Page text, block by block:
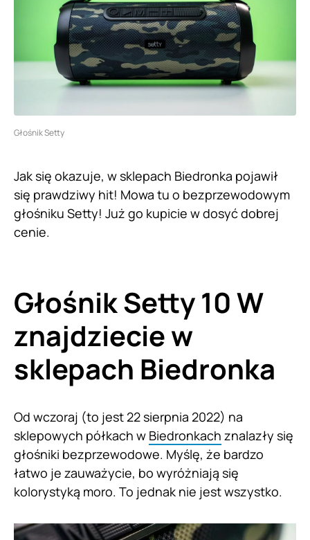
Głośnik Setty
Jak się okazuje, w sklepach Biedronka pojawił
się prawdziwy hit! Mowa tu o bezprzewodowym
głośniku Setty! Już go kupicie w dosyć dobrej
cenie.
Głośnik Setty 10 W
znajdziecie w
sklepach Biedronka
Od wczoraj (to jest 22 sierpnia 2022) na
sklepowych półkach w Biedronkach znalazły się
głośniki bezprzewodowe. Myślę, że bardzo
łatwo je zauważycie, bo wyróżniają się
kolorystyką moro. To jednak nie jest wszystko.